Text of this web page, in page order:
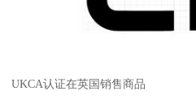
UKCA认证在英国销售商品